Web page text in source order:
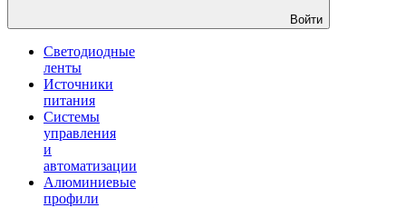
Войти
Светодиодные
ленты
Источники
питания
Системы
управления
и
автоматизации
Алюминиевые
профили